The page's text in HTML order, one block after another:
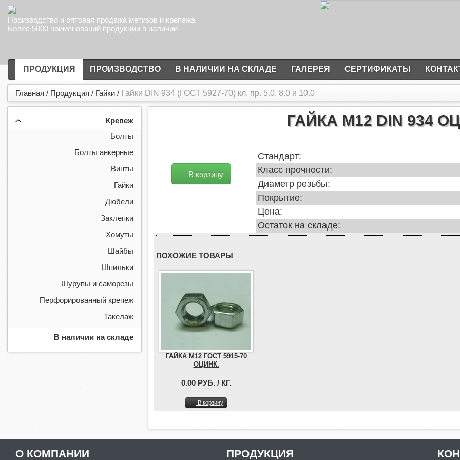
Производство и оптовая продажа метизов и крепежа
Более 5000 наименований продукции в наличии
ПРОДУКЦИЯ ПРОИЗВОДСТВО В НАЛИЧИИ НА СКЛАДЕ ГАЛЕРЕЯ СЕРТИФИКАТЫ
Главная / Продукция / Гайки / Гайки DIN 934 (ГОСТ 5927-70) кл. пр. 5.0, 8.0 и 10.0
Крепеж
Болты
Болты анкерные
Винты
Гайки
Дюбели
Заклепки
Хомуты
Шайбы
Шпильки
Шурупы и саморезы
Перфорированный крепеж
Такелаж
В наличии на складе
ГАЙКА М12 DIN 934
В корзину
Стандарт:
Класс прочности:
Диаметр резьбы:
Покрытие:
Цена:
Остаток на складе:
ПОХОЖИЕ ТОВАРЫ
ГАЙКА М12 ГОСТ 5915-70
ОЦИНК.
0.00 РУБ. / КГ.
В корзину
О КОМПАНИИ ПРОДУКЦИЯ